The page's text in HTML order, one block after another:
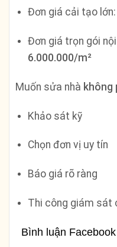
Đơn giá cải tạo lớn:
Đơn giá trọn gói
6.000.000/m²
Muốn sửa nhà không
Khảo sát kỹ
Chọn đơn vị uy tín
Báo giá rõ ràng
Thi công giám sát
Bình luận Facebook